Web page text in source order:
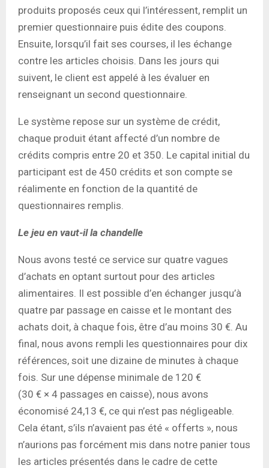
produits proposés ceux qui l’intéressent, remplit un
premier questionnaire puis édite des coupons.
Ensuite, lorsqu’il fait ses courses, il les échange
contre les articles choisis. Dans les jours qui
suivent, le client est appelé à les évaluer en
renseignant un second questionnaire.
Le système repose sur un système de crédit,
chaque produit étant affecté d’un nombre de
crédits compris entre 20 et 350. Le capital initial du
participant est de 450 crédits et son compte se
réalimente en fonction de la quantité de
questionnaires remplis.
Le jeu en vaut-il la chandelle
Nous avons testé ce service sur quatre vagues
d’achats en optant surtout pour des articles
alimentaires. Il est possible d’en échanger jusqu’à
quatre par passage en caisse et le montant des
achats doit, à chaque fois, être d’au moins 30 €. Au
final, nous avons rempli les questionnaires pour dix
références, soit une dizaine de minutes à chaque
fois. Sur une dépense minimale de 120 €
(30 € × 4 passages en caisse), nous avons
économisé 24,13 €, ce qui n’est pas négligeable.
Cela étant, s’ils n’avaient pas été « offerts », nous
n’aurions pas forcément mis dans notre panier tous
les articles présentés dans le cadre de cette